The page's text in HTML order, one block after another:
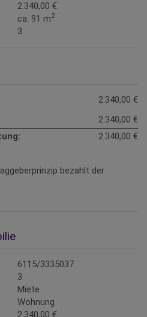
2.340,00 €
ca. 91 m2
3
2.340,00 €
2.340,00 €
2.340,00 €
bezahlt der
6115/3335037
3
Miete
Wohnung
2.340,00 €